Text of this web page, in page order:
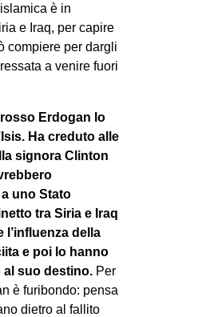
è in
e Iraq, per capire
compiere per dargli
a venire fuori
Erdogan lo
Ha creduto alle
signora Clinton
uno Stato
tra Siria e Iraq
l’influenza della
e poi lo hanno
suo destino. Per
è furibondo: pensa
dietro al fallito